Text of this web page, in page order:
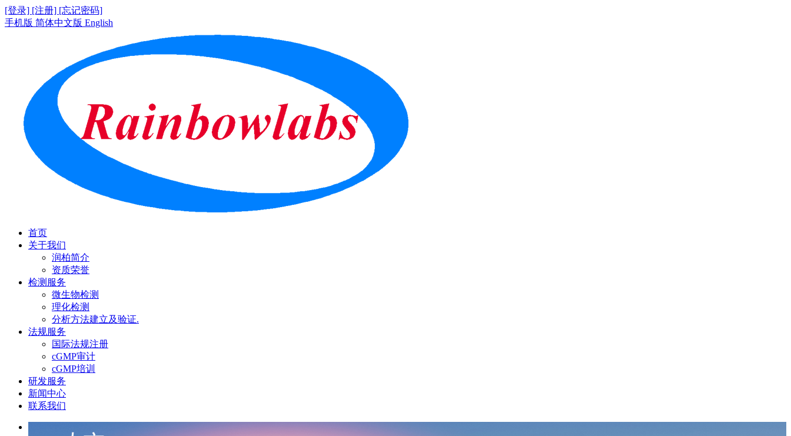
[登录] [注册] [忘记密码]
手机版 简体中文版 English
首页
关于我们
润柏简介
资质荣誉
检测服务
微生物检测
理化检测
分析方法建立及验证.
法规服务
国际法规注册
cGMP审计
cGMP培训
研发服务
新闻中心
联系我们